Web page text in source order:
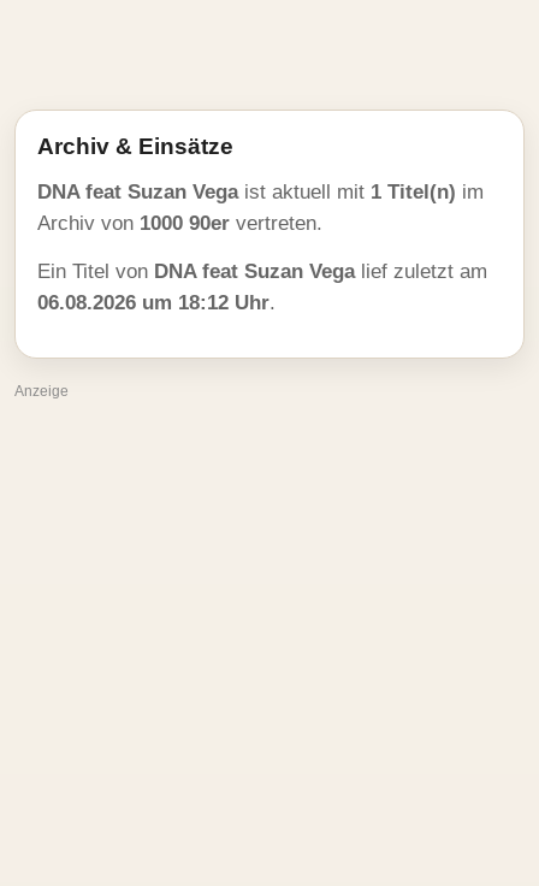
Archiv & Einsätze
DNA feat Suzan Vegaist aktuell mit 1 Titel(n) im
Archiv von 1000 90er vertreten.
Ein Titel von DNA feat Suzan Vegalief zuletzt am
06.08.2026 um 18:12 Uhr.
Anzeige